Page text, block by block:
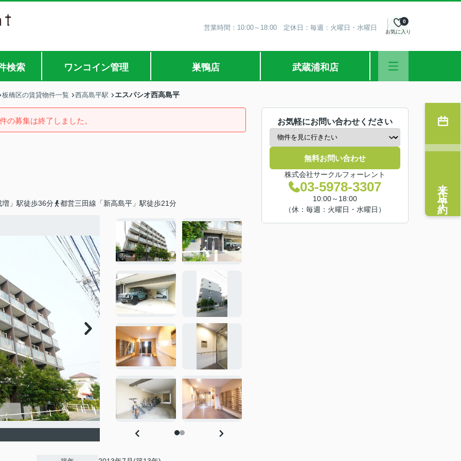
営業時間：10:00～18:00 定休日：毎週：火曜日・水曜日 お気に入り
0
検索 ワンコイン管理 巣鴨店 武蔵浦和店
板橋区の賃貸物件一覧 西高島平駅 エスパシオ西高島平
の募集は終了しました。
」駅徒歩36分 都営三田線「新高島平」駅徒歩21分
お気軽にお問い合わせください
無料お問い合わせ
株式会社サークルフォーレント
03-5978-3307
10:00～18:00
（休：毎週：火曜日・水曜日）
来店予約